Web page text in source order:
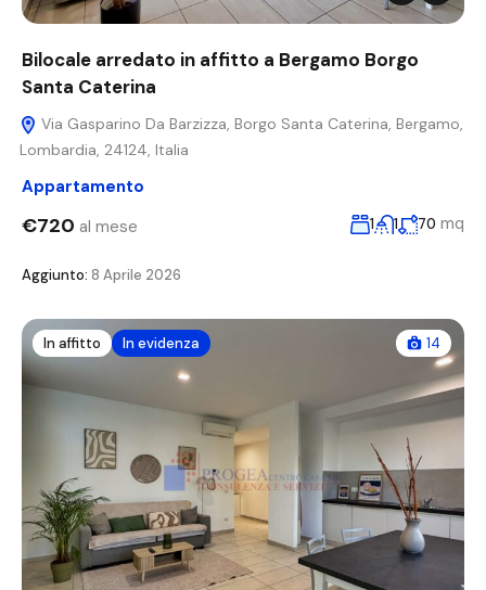
Bilocale arredato in affitto a Bergamo Borgo
Santa Caterina
Via Gasparino Da Barzizza, Borgo Santa Caterina, Bergamo,
Lombardia, 24124, Italia
Appartamento
€720 al mese 1 1 70 mq
Aggiunto: 8 Aprile 2026
In affitto In evidenza 14